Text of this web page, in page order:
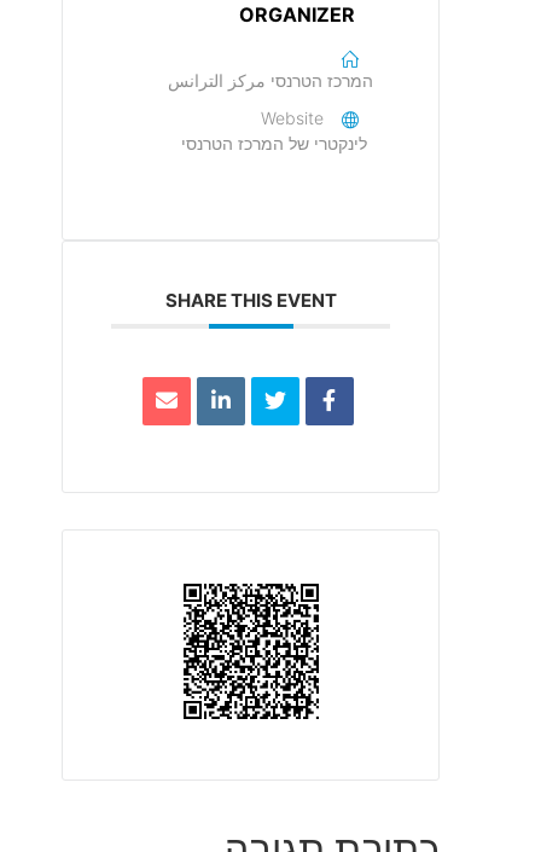
ORGANIZER
המרכז הטרנסי مركز الترانس
Website
לינקטרי של המרכז הטרנסי
SHARE THIS EVENT